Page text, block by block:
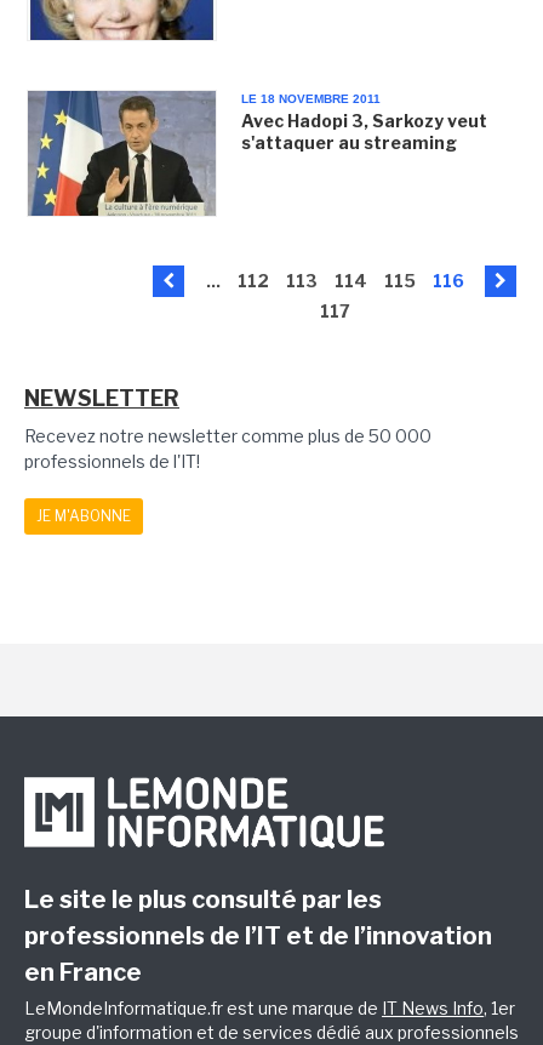
LE 18 NOVEMBRE 2011
Avec Hadopi 3, Sarkozy veut
s'attaquer au streaming
... 112 113 114 115
116
117
NEWSLETTER
Recevez notre newsletter comme plus de 50 000
professionnels de l'IT!
JE M'ABONNE
Le site le plus consulté par les
professionnels de l’IT et de l’innovation
en France
LeMondeInformatique.fr est une marque de IT News Info, 1er
groupe d'information et de services dédié aux professionnels